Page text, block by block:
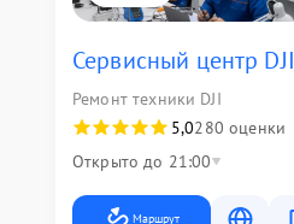
Сервисный центр DJI
Ремонт техники DJI
5,0280 оценки
Открыто до 21:00
Маршрут